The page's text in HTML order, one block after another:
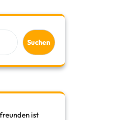
Suchen
ist